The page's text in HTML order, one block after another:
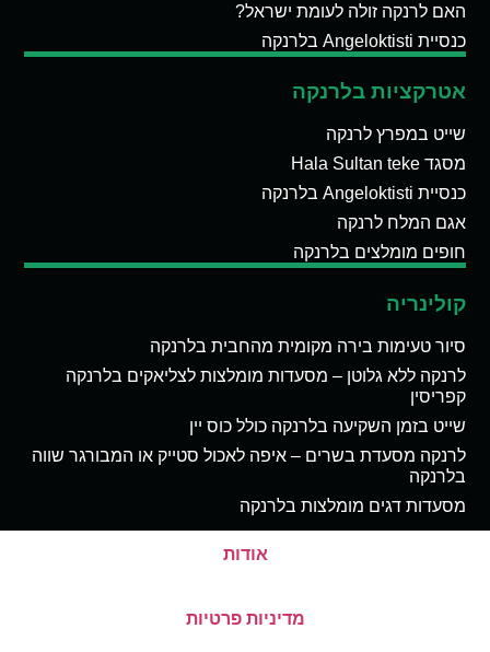
האם לרנקה זולה לעומת ישראל?
כנסיית Angeloktisti בלרנקה
אטרקציות בלרנקה
שייט במפרץ לרנקה
מסגד Hala Sultan teke
כנסיית Angeloktisti בלרנקה
אגם המלח לרנקה
חופים מומלצים בלרנקה
קולינריה
סיור טעימות בירה מקומית מהחבית בלרנקה
לרנקה ללא גלוטן – מסעדות מומלצות לצליאקים בלרנקה
קפריסין
שייט בזמן השקיעה בלרנקה כולל כוס יין
לרנקה מסעדת בשרים – איפה לאכול סטייק או המבורגר שווה
בלרנקה
מסעדות דגים מומלצות בלרנקה
אודות
מדיניות פרטיות